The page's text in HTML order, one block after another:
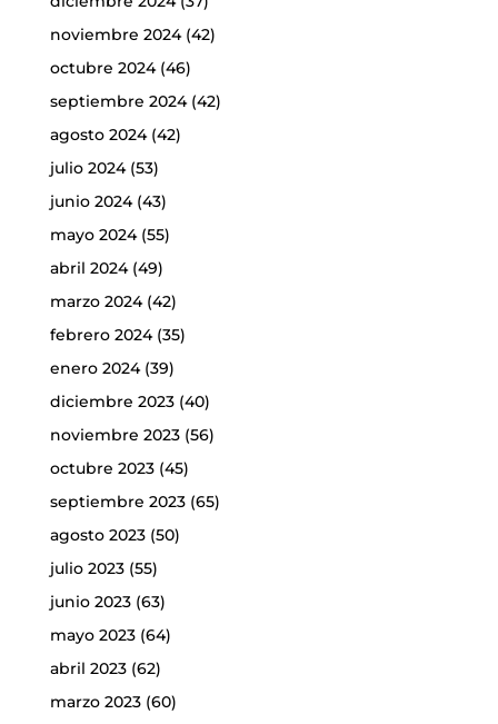
noviembre 2024(42)
octubre 2024(46)
septiembre 2024(42)
agosto 2024(42)
julio 2024(53)
junio 2024(43)
mayo 2024(55)
abril 2024(49)
marzo 2024(42)
febrero 2024(35)
enero 2024(39)
diciembre 2023(40)
noviembre 2023(56)
octubre 2023(45)
septiembre 2023(65)
agosto 2023(50)
julio 2023(55)
junio 2023(63)
mayo 2023(64)
abril 2023(62)
marzo 2023(60)